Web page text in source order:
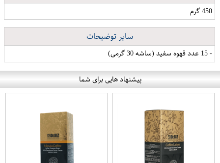
450 گرم
سایر توضیحات
- 15 عدد قهوه سفید (ساشه 30 گرمی)
پیشنهاد هایی برای شما